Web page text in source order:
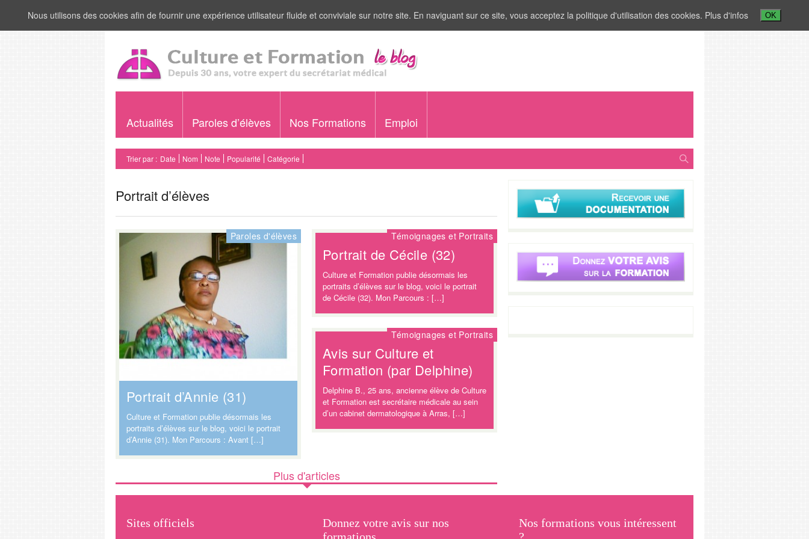
Actualités Paroles d’élèves Nos Formations Emploi
Trier par : Date Nom Note Popularité Catégorie
Portrait d’élèves
Paroles d'élèves
Portrait d’Annie (31)
Culture et Formation publie désormais les
portraits d’élèves sur le blog, voici le portrait
d’Annie (31). Mon Parcours : Avant […]
Témoignages et Portraits
Portrait de Cécile (32)
Culture et Formation publie désormais les
portraits d’élèves sur le blog, voici le portrait
de Cécile (32). Mon Parcours : […]
Témoignages et Portraits
Avis sur Culture et
Formation (par Delphine)
Delphine B., 25 ans, ancienne élève de Culture
et Formation est secrétaire médicale au sein
d’un cabinet dermatologique à Arras, […]
Plus d'articles
Sites officiels
Donnez votre avis sur nos
Nos formations vous intéressent
Nous utilisons des cookies afin de fournir une expérience utilisateur fluide et conviviale sur notre site. En naviguant sur ce site, vous acceptez la politique d'utilisation des cookies. Plus d'infos OK